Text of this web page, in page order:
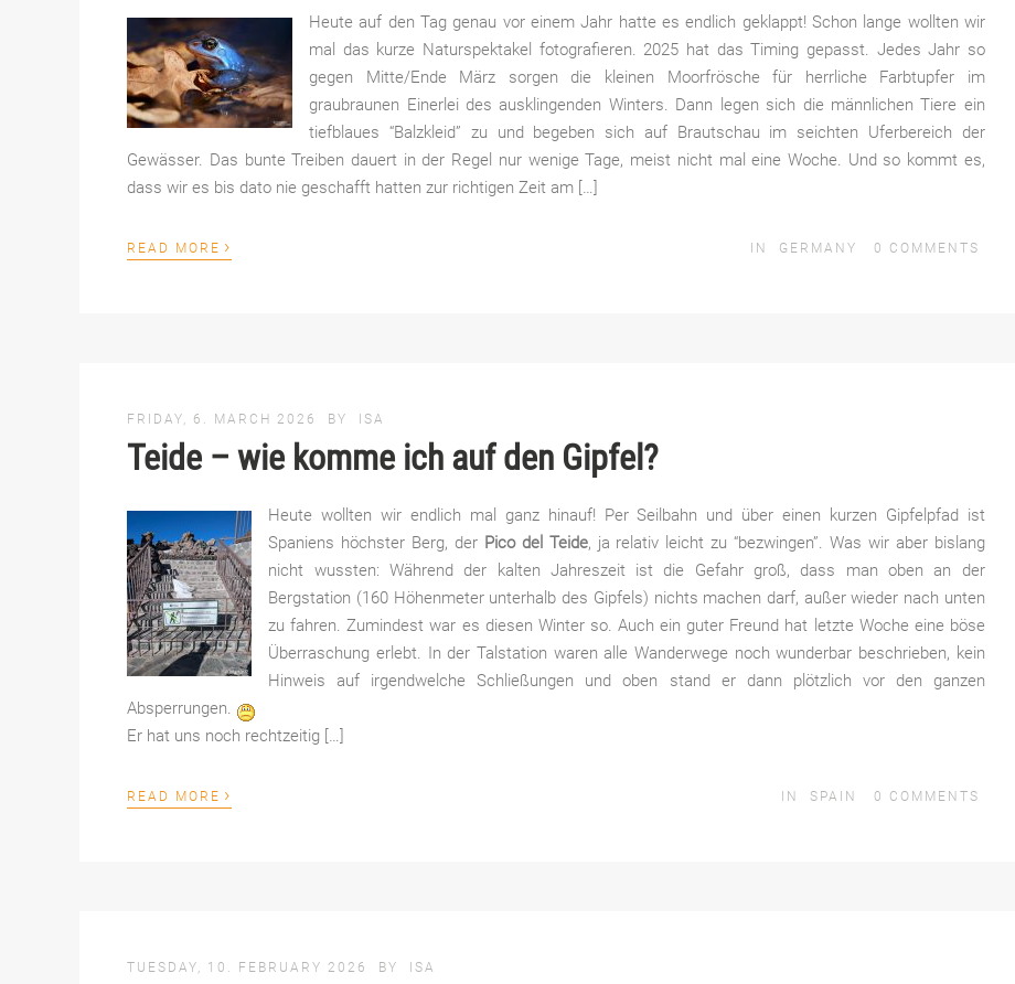
Heute auf den Tag genau vor einem Jahr hatte es endlich geklappt! Schon lange wollten wir
mal das kurze Naturspektakel fotografieren. 2025 hat das Timing gepasst. Jedes Jahr so
gegen Mitte/Ende März sorgen die kleinen Moorfrösche für herrliche Farbtupfer im
graubraunen Einerlei des ausklingenden Winters. Dann legen sich die männlichen Tiere ein
tiefblaues “Balzkleid” zu und begeben sich auf Brautschau im seichten Uferbereich der
Gewässer. Das bunte Treiben dauert in der Regel nur wenige Tage, meist nicht mal eine Woche. Und so kommt es,
dass wir es bis dato nie geschafft hatten zur richtigen Zeit am […]
READ MORE › IN GERMANY 0 COMMENTS
FRIDAY, 6. MARCH 2026 BY ISA
Teide – wie komme ich auf den Gipfel?
Heute wollten wir endlich mal ganz hinauf! Per Seilbahn und über einen kurzen Gipfelpfad ist
Spaniens höchster Berg, der Pico del Teide, ja relativ leicht zu “bezwingen”. Was wir aber bislang
nicht wussten: Während der kalten Jahreszeit ist die Gefahr groß, dass man oben an der
Bergstation (160 Höhenmeter unterhalb des Gipfels) nichts machen darf, außer wieder nach unten
zu fahren. Zumindest war es diesen Winter so. Auch ein guter Freund hat letzte Woche eine böse
Überraschung erlebt. In der Talstation waren alle Wanderwege noch wunderbar beschrieben, kein
Hinweis auf irgendwelche Schließungen und oben stand er dann plötzlich vor den ganzen
Absperrungen.
Er hat uns noch rechtzeitig […]
READ MORE › IN SPAIN 0 COMMENTS
TUESDAY, 10. FEBRUARY 2026 BY ISA